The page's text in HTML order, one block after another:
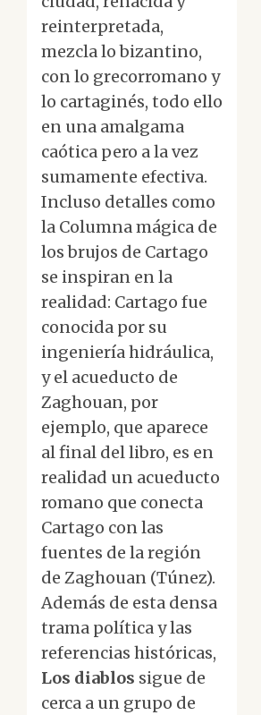
reinterpretada,
mezcla lo bizantino,
con lo grecorromano y
lo cartaginés, todo ello
en una amalgama
caótica pero a la vez
sumamente efectiva.
Incluso detalles como
la Columna mágica de
los brujos de Cartago
se inspiran en la
realidad: Cartago fue
conocida por su
ingeniería hidráulica,
y el acueducto de
Zaghouan, por
ejemplo, que aparece
al final del libro, es en
realidad un acueducto
romano que conecta
Cartago con las
fuentes de la región
de Zaghouan (Túnez).
Además de esta densa
trama política y las
referencias históricas,
Los diablos sigue de
cerca a un grupo de